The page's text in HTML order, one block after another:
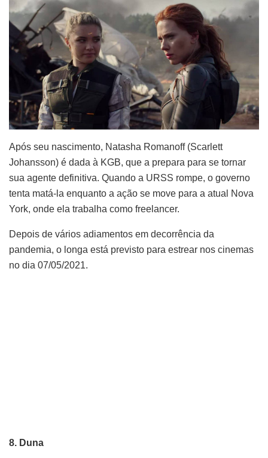
Após seu nascimento, Natasha Romanoff (Scarlett
Johansson) é dada à KGB, que a prepara para se tornar
sua agente definitiva. Quando a URSS rompe, o governo
tenta matá-la enquanto a ação se move para a atual Nova
York, onde ela trabalha como freelancer.
Depois de vários adiamentos em decorrência da
pandemia, o longa está previsto para estrear nos cinemas
no dia 07/05/2021.
8. Duna